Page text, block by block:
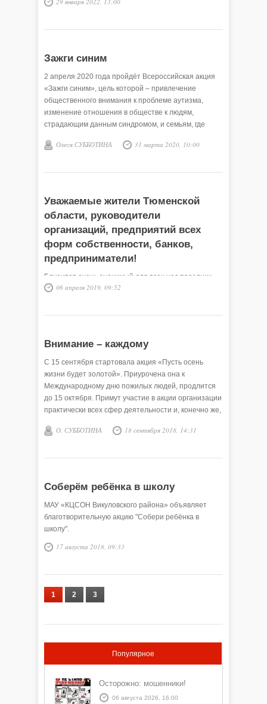
Зажги синим
2 апреля 2020 года пройдёт Всероссийская акция
«Зажги синим», цель которой – привлечение
общественного внимания к проблеме аутизма,
изменение отношения в обществе к людям,
страдающим данным синдромом, и семьям, где
Олеся СУББОТИНА 31 марта 2020, 10:00
Уважаемые жители Тюменской
области, руководители
организаций, предприятий всех
форм собственности, банков,
предприниматели!
Близится очень значимый для всех нас праздник –
День Победы. Уже 74 года прошло с тех пор, как
06 апреля 2019, 09:52
Внимание – каждому
С 15 сентября стартовала акция «Пусть осень
жизни будет золотой». Приурочена она к
Международному дню пожилых людей, продлится
до 15 октября. Примут участие в акции организации
практически всех сфер деятельности и, конечно же,
О. СУББОТИНА 18 сентября 2018, 14:31
Соберём ребёнка в школу
МАУ «КЦСОН Викуловского района» объявляет
благотворительную акцию "Собери ребёнка в
школу".
17 августа 2018, 09:33
1 2 3
Популярное
Осторожно: мошенники!
06 августа 2026, 16:00